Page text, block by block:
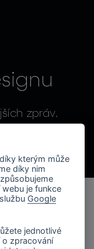
zpráv.
údajů.
kterým může
díky nim
je funkce
Google
jednotlivé
o zpracování